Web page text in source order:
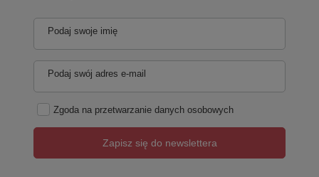
Podaj swoje imię
Podaj swój adres e-mail
Zgoda na przetwarzanie danych osobowych
Zapisz się do newslettera